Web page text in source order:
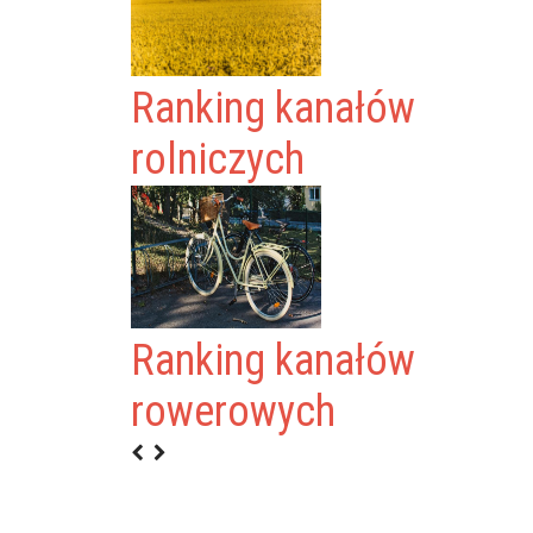
Ranking kanałów
rolniczych
Ranking kanałów
rowerowych
BADYNIAK